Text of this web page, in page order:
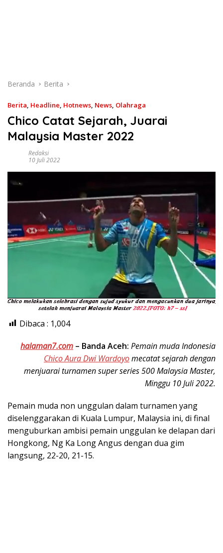
Beranda Berita
Berita, Headline, Hotnews, News, Olahraga
Chico Catat Sejarah, Juarai
Malaysia Master 2022
Redaksi
10 Juli 2022
Dibaca : 1,004
halaman7.com – Banda Aceh: Pemain muda Indonesia
Chico Aura Dwi Wardoyomecatat sejarah dengan
menjuarai turnamen super series 500 Malaysia Master,
Minggu 10 Juli 2022.
Pemain muda non unggulan dalam turnamen yang
diselenggarakan di Kuala Lumpur, Malaysia ini, di final
menguburkan ambisi pemain unggulan ke delapan dari
Hongkong, Ng Ka Long Angus dengan dua gim
langsung, 22-20, 21-15.